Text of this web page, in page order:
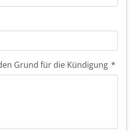
Grund für die Kündigung *